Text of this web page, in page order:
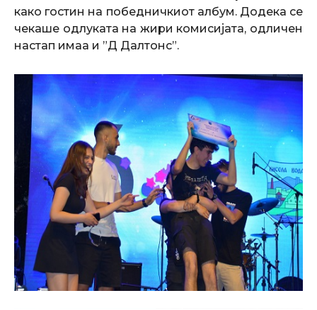
како гостин на победничкиот албум. Додека се
чекаше одлуката на жири комисијата, одличен
настап имаа и ”Д Далтонс”.